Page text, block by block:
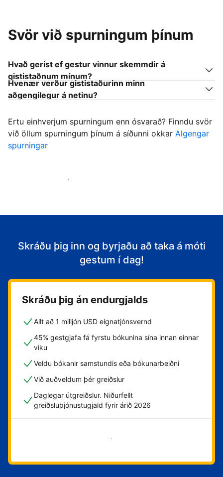
Svör við spurningum þínum
Hvað gerist ef gestur vinnur skemmdir á
gististaðnum mínum?
Hvenær verður gististaðurinn minn
aðgengilegur á netinu?
Ertu einhverjum spurningum enn ósvarað? Finndu svör
við öllum spurningum þínum á síðunni okkar Algengar
spurningar
Byrja að taka á móti gestum
Skráðu þig inn og byrjaðu að taka á móti
gestum í dag!
Skráðu þig án endurgjalds
Allt að 1 milljón USD eignatjónsvernd
45% gestgjafa fá fyrstu bókunina sína innan einnar
viku
Veldu bókanir samstundis eða bókunarbeiðni
Við auðveldum þér greiðslur
Daglegar útgreiðslur. Niðurfellt
greiðsluþjónustugjald fyrir árið 2026
Byrja núna